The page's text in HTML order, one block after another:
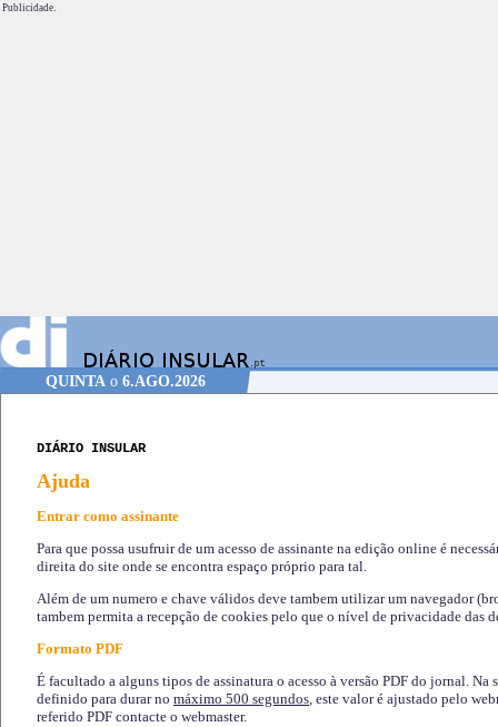
Publicidade.
QUINTAo 6.AGO.2026
DIÁRIO INSULAR
Ajuda
Entrar como assinante
Para que possa usufruir de um acesso de assinante na edição online é
direita do site onde se encontra espaço próprio para tal.
Além de um numero e chave válidos deve tambem utilizar um navegador
tambem permita a recepção de cookies pelo que o nível de privacidade das
Formato PDF
É facultado a alguns tipos de assinatura o acesso à versão PDF do jornal. Na
definido para durar no máximo 500 segundos, este valor é ajustado pelo
referido PDF contacte o webmaster.